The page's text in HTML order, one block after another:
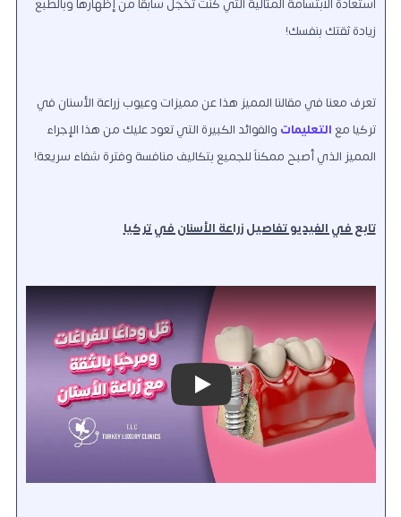
زيادة ثقتك بنفسك!
تعرف معنا في مقالنا المميز هذا عن مميزات وعيوب زراعة الأسنان في
تركيا مع التعليمات والفوائد الكبيرة التي تعود عليك من هذا الإجراء
المميز الذي أصبح ممكناً للجميع بتكاليف منافسة وفترة شفاء سريعة!
تابع في الفيديو تفاصيل زراعة الأسنان في تركيا
Play